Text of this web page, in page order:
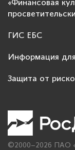
«Финансовая
ГИС ЕБС
Информация
Защита от
©2000–2026 ПАО